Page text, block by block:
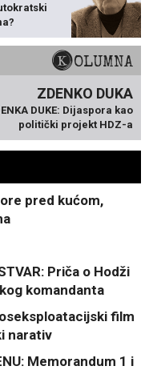
KOLUMNA
ZDENKO DUKA
DUKE: Dijaspora kao
politički projekt HDZ-a
pred kućom,
Priča o Hodži
komandanta
film
narativ
Memorandum 1 i